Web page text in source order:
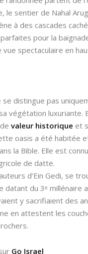
le sentier de Nahal
à des cascades
pour la
spectaculaire en
se distingue pas
végétation luxuriante.
valeur historique et
oasis a été habitée
la Bible. Elle est
de datte.
d’Ein Gedi, se
datant du 3ᵉ millénaire
y sacrifiaient des
en attestent les
Go Israel